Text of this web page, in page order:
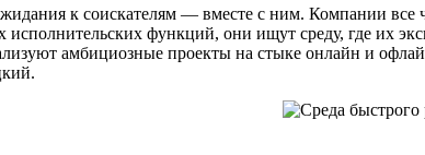
к соискателям — вместе с ним. Компании
исполнительских функций, они ищут среду, где их
амбициозные проекты на стыке онлайн и